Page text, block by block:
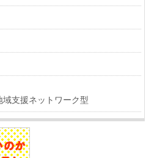
域支援ネットワーク型